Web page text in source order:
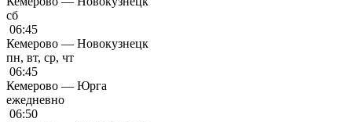
сб
06:45
Кемерово — Новокузнецк
пн, вт, ср, чт
06:45
Кемерово — Юрга
ежедневно
06:50